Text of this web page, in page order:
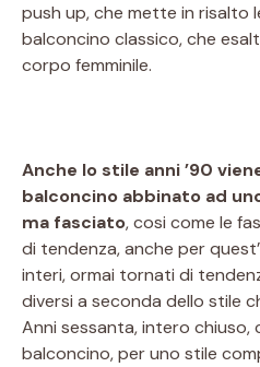
push up, che mette in risalto
balconcino classico, che
corpo femminile.
Anche lo stile anni ’90
balconcino abbinato ad
ma fasciato, cosi come le
di tendenza, anche per
interi, ormai tornati di
diversi a seconda dello stile
Anni sessanta, intero chiuso,
balconcino, per uno stile